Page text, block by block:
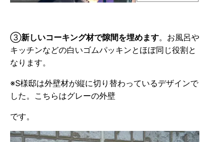
③新しいコーキング材で隙間を埋めます。お風呂や
キッチンなどの白いゴムパッキンとほぼ同じ役割と
なります。
※S様邸は外壁材が縦に切り替わっているデザインで
した。こちらはグレーの外壁
です。